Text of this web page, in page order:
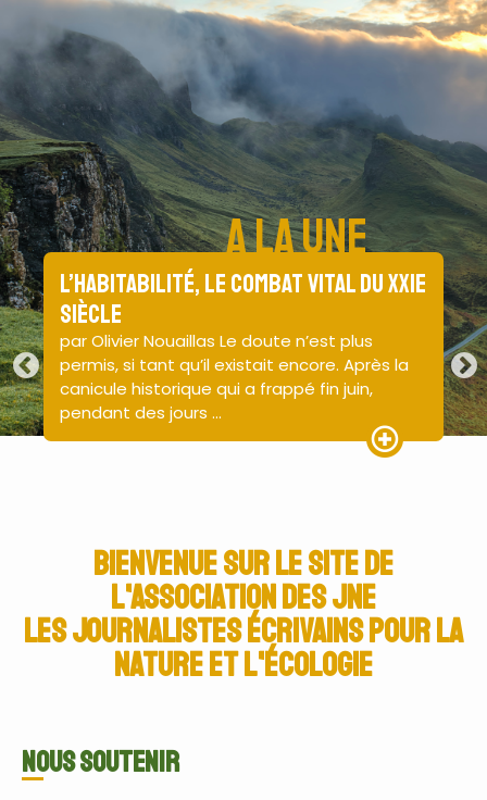
A la une
L’habitabilité, le combat vital du XXIe
siècle
par Olivier Nouaillas Le doute n’est plus
permis, si tant qu’il existait encore. Après la
canicule historique qui a frappé fin juin,
pendant des jours ...
Bienvenue sur le SITE de
l'association des JNE
les Journalistes Écrivains pour la
Nature et l'Écologie
NOUS SOUTENIR